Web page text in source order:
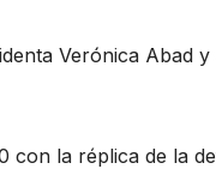
Verónica Abad y
con la réplica de la